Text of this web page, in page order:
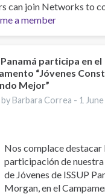
can join Networks to
a member
Panamá participa en el
“Jóvenes
Mejor”
Barbara Correa - 1
Nos complace destacar
participación de
de Jóvenes de ISSUP
Morgan, en el